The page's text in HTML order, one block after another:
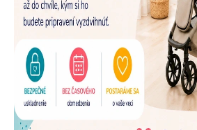
D
J